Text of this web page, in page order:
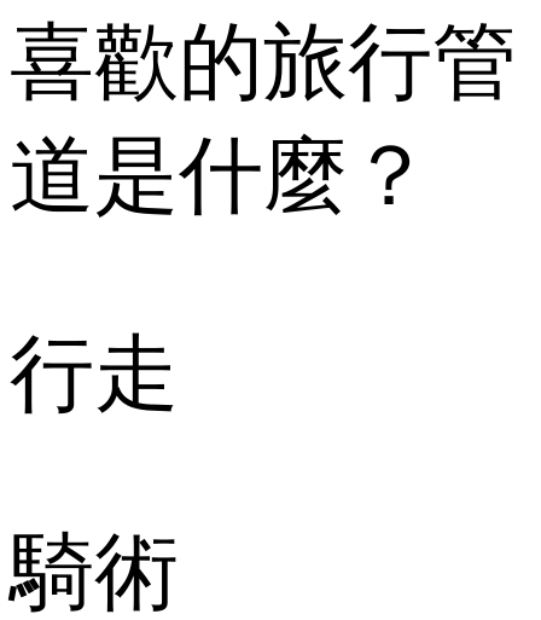
喜歡的旅行管
道是什麼？
行走
騎術